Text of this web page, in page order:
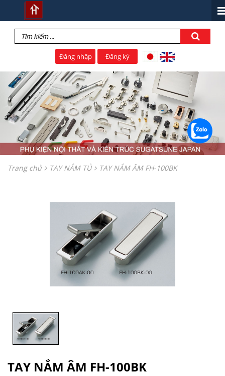
Đăng nhập Đăng ký
Trang chủ TAY NẮM TỦ TAY NẮM ÂM FH-100BK
TAY NẮM ÂM FH-100BK